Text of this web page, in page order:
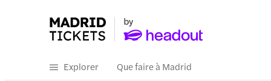
Explorer Que faire à Madrid